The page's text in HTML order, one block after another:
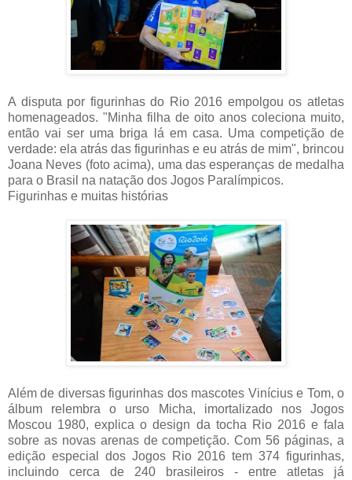
A disputa por figurinhas do Rio 2016 empolgou os atletas
homenageados. "Minha filha de oito anos coleciona muito,
então vai ser uma briga lá em casa. Uma competição de
verdade: ela atrás das figurinhas e eu atrás de mim", brincou
Joana Neves (foto acima), uma das esperanças de medalha
para o Brasil na natação dos Jogos Paralímpicos.
Figurinhas e muitas histórias
Além de diversas figurinhas dos mascotes Vinícius e Tom, o
álbum relembra o urso Micha, imortalizado nos Jogos
Moscou 1980, explica o design da tocha Rio 2016 e fala
sobre as novas arenas de competição. Com 56 páginas, a
edição especial dos Jogos Rio 2016 tem 374 figurinhas,
incluindo cerca de 240 brasileiros - entre atletas já